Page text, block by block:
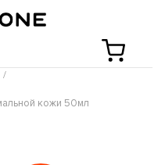
кожи 50мл